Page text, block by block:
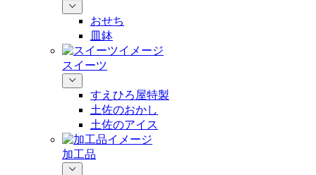
おせち
皿鉢
スイーツ
すえひろ屋特製
土佐のおかし
土佐のアイス
加工品